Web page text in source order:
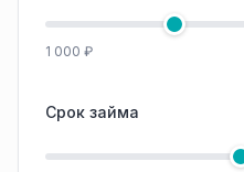
1 000 ₽
Срок займа